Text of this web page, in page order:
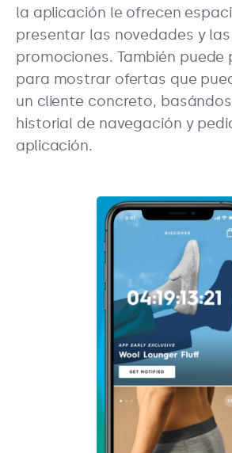
la aplicación le ofrecen
presentar las novedades y
promociones. También puede
para mostrar ofertas que
un cliente concreto,
historial de navegación y
aplicación.